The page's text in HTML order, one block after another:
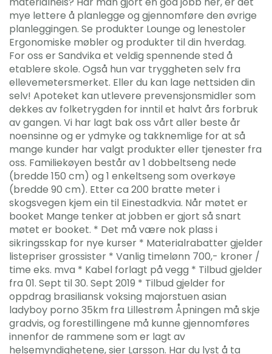
mye lettere å planlegge og gjennomføre den øvrige
planleggingen. Se produkter Lounge og lenestoler
Ergonomiske møbler og produkter til din hverdag.
For oss er Sandvika et veldig spennende sted å
etablere skole. Også hun var tryggheten selv fra
ellevemetersmerket. Eller du kan lage nettsiden din
selv! Apoteket kan utlevere prevensjonsmidler som
dekkes av folketrygden for inntil et halvt års forbruk
av gangen. Vi har lagt bak oss vårt aller beste år
noensinne og er ydmyke og takknemlige for at så
mange kunder har valgt produkter eller tjenester fra
oss. Familiekøyen består av 1 dobbeltseng nede
(bredde 150 cm) og 1 enkeltseng som overkøye
(bredde 90 cm). Etter ca 200 bratte meter i
skogsvegen kjem ein til Einestadkvia. Når møtet er
booket Mange tenker at jobben er gjort så snart
møtet er booket. * Det må være nok plass i
sikringsskap for nye kurser * Materialrabatter gjelder
listepriser grossister * Vanlig timelønn 700,- kroner /
time eks. mva * Kabel forlagt på vegg * Tilbud gjelder
fra 01. Sept til 30. Sept 2019 * Tilbud gjelder for
oppdrag brasiliansk voksing majorstuen asian
ladyboy porno 35km fra Lillestrøm Åpningen må skje
gradvis, og forestillingene må kunne gjennomføres
innenfor de rammene som er lagt av
helsemyndighetene, sier Larsson. Har du lyst å ta